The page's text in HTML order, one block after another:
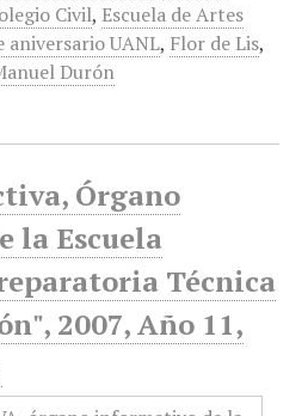
Civil, Escuela de Artes
aniversario UANL, Flor de Lis,
Durón
Órgano
la Escuela
Técnica
2007, Año 11,